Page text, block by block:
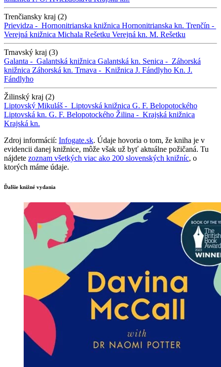
Trenčiansky kraj (2)
Prievidza - Hornonitrianska knižnica Hornonitrianska kn. Trenčín -
Verejná knižnica Michala Rešetku Verejná kn. M. Rešetku
Trnavský kraj (3)
Galanta - Galantská knižnica Galantská kn. Senica - Záhorská
knižnica Záhorská kn. Trnava - Knižnica J. Fándlyho Kn. J.
Fándlyho
Žilinský kraj (2)
Liptovský Mikuláš - Liptovská knižnica G. F. Belopotockého
Liptovská kn. G. F. Belopotockého Žilina - Krajská knižnica
Krajská kn.
Zdroj informácií: Infogate.sk. Údaje hovoria o tom, že kniha je v
evidencii danej knižnice, môže však už byť aktuálne požičaná. Tu
nájdete zoznam všetkých viac ako 200 slovenských knižníc, o
ktorých máme údaje.
Ďalšie knižné vydania